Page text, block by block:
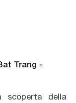
Trang -
scoperta della